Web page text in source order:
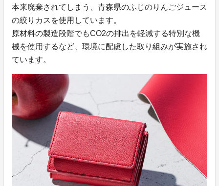
本来廃棄されてしまう、青森県のふじのりんごジュース
の絞りカスを使用しています。
原材料の製造段階でもCO2の排出を軽減する特別な機
械を使用するなど、環境に配慮した取り組みが実施され
ています。